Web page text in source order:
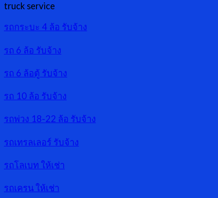
truck service
รถกระบะ 4 ล้อ รับจ้าง
รถ 6 ล้อ รับจ้าง
รถ 6 ล้อตู้ รับจ้าง
รถ 10 ล้อ รับจ้าง
รถพ่วง 18-22 ล้อ รับจ้าง
รถเทรลเลอร์ รับจ้าง
รถโลเบท ให้เช่า
รถเครน ให้เช่า